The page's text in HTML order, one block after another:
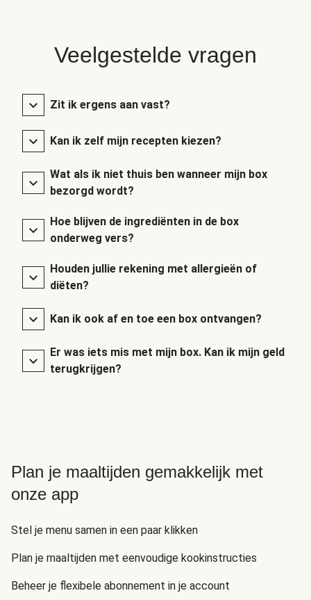
Veelgestelde vragen
Zit ik ergens aan vast?
Kan ik zelf mijn recepten kiezen?
Wat als ik niet thuis ben wanneer mijn box
bezorgd wordt?
Hoe blijven de ingrediënten in de box
onderweg vers?
Houden jullie rekening met allergieën of
diëten?
Kan ik ook af en toe een box ontvangen?
Er was iets mis met mijn box. Kan ik mijn geld
terugkrijgen?
Plan je maaltijden gemakkelijk met
onze app
Stel je menu samen in een paar klikken
Plan je maaltijden met eenvoudige kookinstructies
Beheer je flexibele abonnement in je account